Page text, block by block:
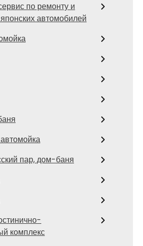
по ремонту и
автомобилей
пар, дом-баня
комплекс